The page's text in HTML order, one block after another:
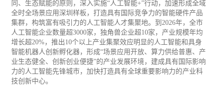
同、生态赋能的原则，深入实施“人工智能+”行动，加速形成全域
全时全场景应用深圳样板，打造具有国际竞争力的智能硬件产品
集群，构筑富有吸引力的人工智能人才集聚地。到2026年，全市
人工智能企业数量超3000家，独角兽企业超10家，产业规模年均
增长超20%，推出10个以上产业集聚效应明显的人工智能和具身
智能机器人创新孵化器，形成“场景应用开放、算力供给普惠、产
业生态健全、创新创业便捷”的产业发展环境，建成具有国际影响
力的人工智能先锋城市，加快打造具有全球重要影响力的产业科
技创新中心。